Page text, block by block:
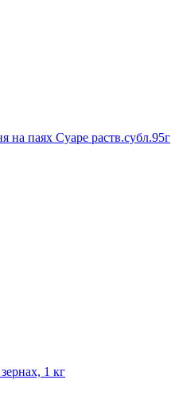
на паях Суаре раств.субл.95г
1 кг